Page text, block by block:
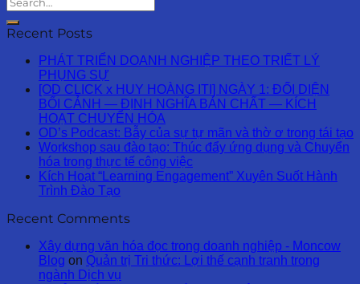
Recent Posts
PHÁT TRIỂN DOANH NGHIỆP THEO TRIẾT LÝ
PHỤNG SỰ
[OD CLICK x HUY HOÀNG ITI] NGÀY 1: ĐỐI DIỆN
BỐI CẢNH — ĐỊNH NGHĨA BẢN CHẤT — KÍCH
HOẠT CHUYỂN HÓA
OD’s Podcast: Bẫy của sự tự mãn và thờ ơ trong tái tạo
Workshop sau đào tạo: Thúc đẩy ứng dụng và Chuyển
hóa trong thực tế công việc
Kích Hoạt “Learning Engagement” Xuyên Suốt Hành
Trình Đào Tạo
Recent Comments
Xây dựng văn hóa đọc trong doanh nghiệp - Moncow
Blog on Quản trị Tri thức: Lợi thế cạnh tranh trong
ngành Dịch vụ